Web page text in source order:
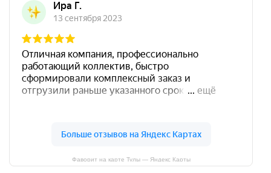
Фаворит на карте Тулы — Яндекс Карты